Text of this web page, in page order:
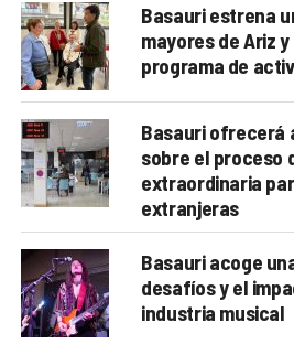
Basauri estrena
mayores de Ariz
programa de
Basauri ofrecerá
sobre el proceso
extraordinaria
extranjeras
Basauri acoge
desafíos y el
industria musical